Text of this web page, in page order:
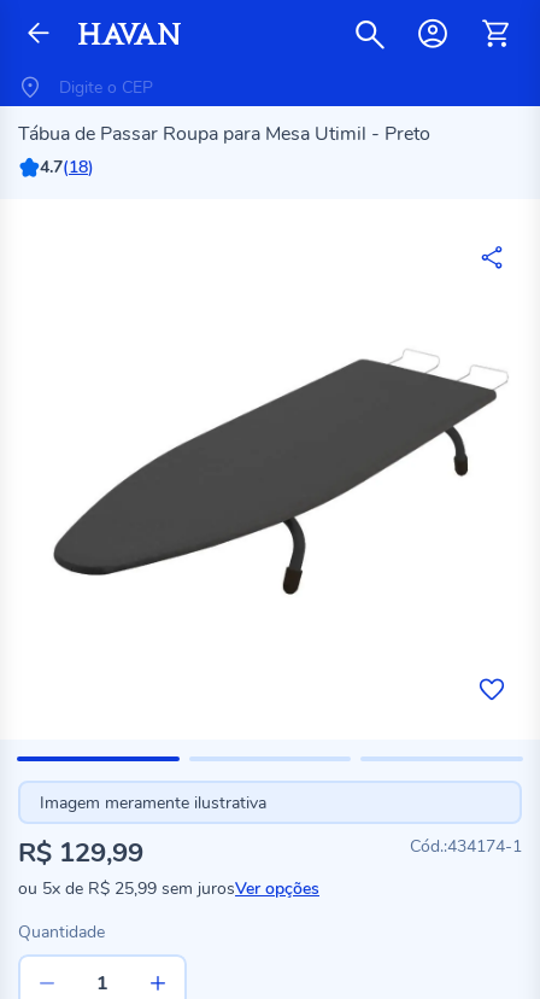
Tábua de Passar Roupa para Mesa Utimil - Preto
4.7(18)
Imagem meramente ilustrativa
434174-1
R$ 129,99
ou 5x de R$ 25,99 sem jurosVer opções
Quantidade